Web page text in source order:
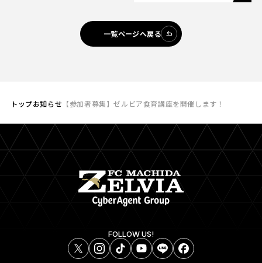
一覧ページへ戻る
トップお知らせ 【参加者募集】ゼルビア食育講座を開催します！
FOLLOW US!